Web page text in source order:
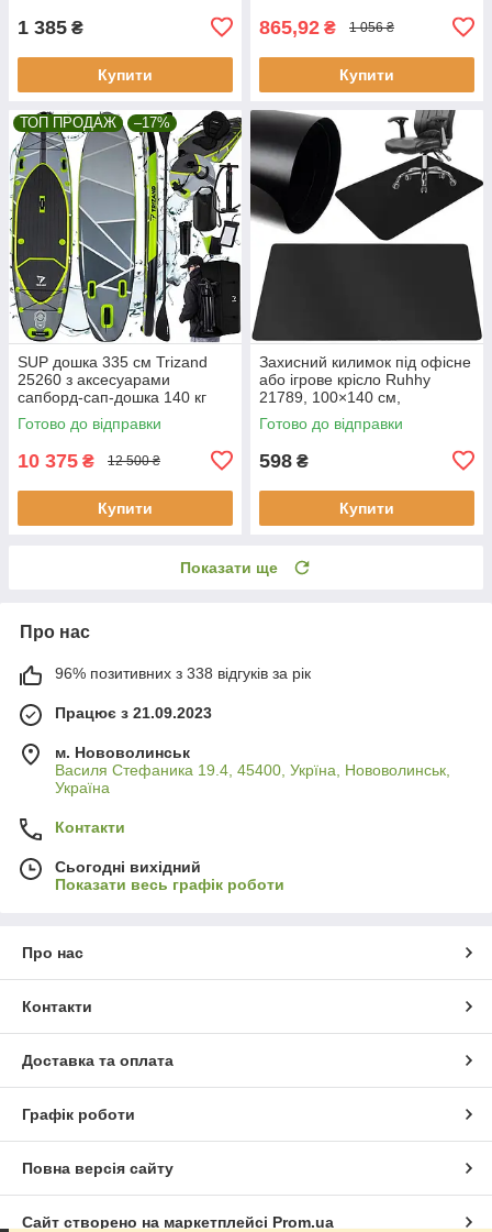
1 385 ₴
Купити
865,92 ₴ 1 056 ₴
Купити
ТОП ПРОДАЖ –17%
SUP дошка 335 см Trizand
25260 з аксесуарами
сапборд-сап-дошка 140 кг
Готово до відправки
10 375 ₴ 12 500 ₴
Купити
Захисний килимок під офісне
або ігрове крісло Ruhhy
21789, 100×140 см,
поліпропілен
Готово до відправки
598 ₴
Купити
Показати ще
Про нас
96% позитивних з 338 відгуків за рік
Працює з 21.09.2023
м. Нововолинськ
Василя Стефаника 19.4, 45400, Укрїна, Нововолинськ,
Україна
Контакти
Сьогодні вихідний
Показати весь графік роботи
Про нас
Контакти
Доставка та оплата
Графік роботи
Повна версія сайту
Сайт створено на маркетплейсі Prom.ua